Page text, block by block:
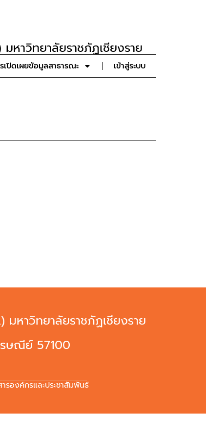
มหาวิทยาลัยราชภัฏเชียงราย
เปิดเผยข้อมูลสาธารณะ เข้าสู่ระบบ
มหาวิทยาลัยราชภัฏเชียงราย
รษณีย์ 57100
องค์กรและประชาสัมพันธ์